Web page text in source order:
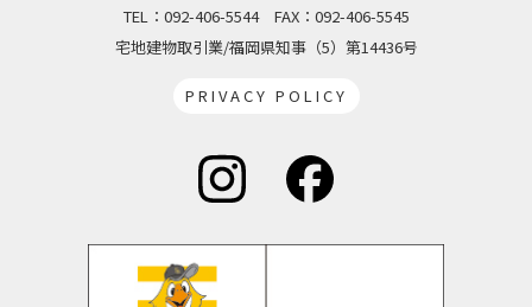
TEL：092-406-5544 FAX：092-406-5545
宅地建物取引業/福岡県知事（5）第14436号
PRIVACY POLICY